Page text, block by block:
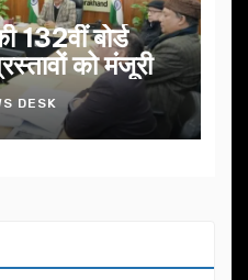
132वीं बोर्ड
को मंजूरी
DESK